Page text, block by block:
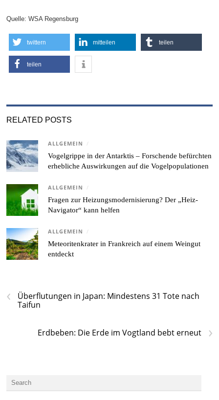
Quelle: WSA Regensburg
twittern mitteilen teilen
teilen
RELATED POSTS
ALLGEMEIN /
Vogelgrippe in der Antarktis – Forschende befürchten
erhebliche Auswirkungen auf die Vogelpopulationen
ALLGEMEIN /
Fragen zur Heizungsmodernisierung? Der „Heiz-
Navigator“ kann helfen
ALLGEMEIN /
Meteoritenkrater in Frankreich auf einem Weingut
entdeckt
‹
Überflutungen in Japan: Mindestens 31 Tote nach
Taifun
›
Erdbeben: Die Erde im Vogtland bebt erneut